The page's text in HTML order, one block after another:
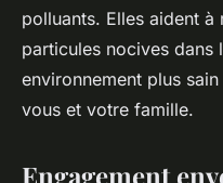
polluants. Elles aident
particules nocives dans
environnement plus
vous et votre famille.
Engagement